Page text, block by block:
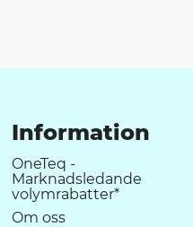
Information
OneTeq -
Marknadsledande
volymrabatter*
Om oss